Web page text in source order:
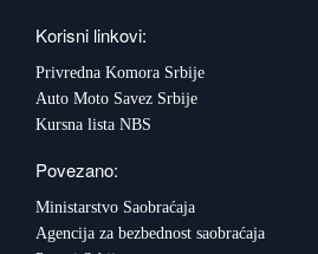
Korisni linkovi:
Privredna Komora Srbije
Auto Moto Savez Srbije
Kursna lista NBS
Povezano:
Ministarstvo Saobraćaja
Agencija za bezbednost saobraćaja